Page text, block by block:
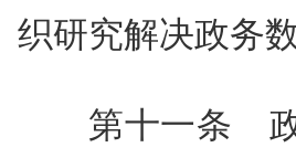
织研究解决政务
第十一条